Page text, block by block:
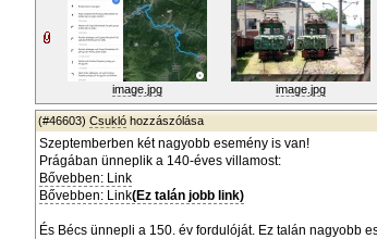
image.jpg image.jpg
(#46603) Csukló hozzászólása
Szeptemberben két nagyobb esemény is van!
Prágában ünneplik a 140-éves villamost:
Bővebben: Link
Bővebben: Link(Ez talán jobb link)
És Bécs ünnepli a 150. év fordulóját. Ez talán nagyobb